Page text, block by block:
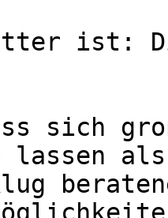
ist:
sich
lassen als